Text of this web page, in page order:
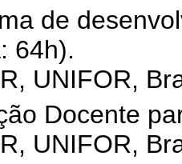
de
64h).
UNIFOR,
Docente
UNIFOR,